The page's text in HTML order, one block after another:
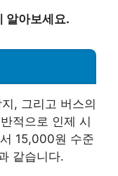
알아보세요.
, 그리고 버스의
적으로 인제 시
15,000원 수준
같습니다.